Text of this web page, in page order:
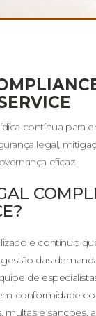
contínua para
legal,
eficaz.
e contínuo
das
de
conformidade
multas e sanções,